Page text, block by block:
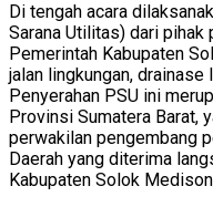
Di tengah acara
Sarana Utilitas) dari pihak
Pemerintah Kabupaten
jalan lingkungan,
Penyerahan PSU ini
Provinsi Sumatera Barat,
perwakilan pengembang
Daerah yang diterima
Kabupaten Solok